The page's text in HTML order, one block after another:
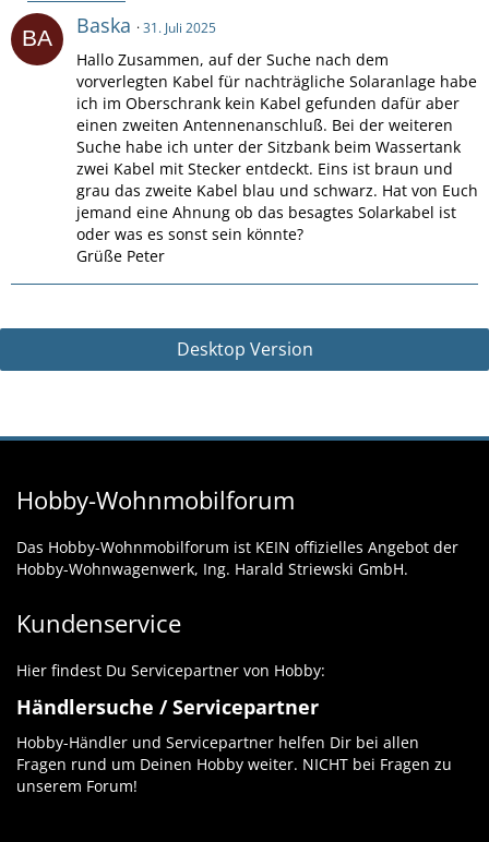
Baska 31. Juli 2025
Hallo Zusammen, auf der Suche nach dem
vorverlegten Kabel für nachträgliche Solaranlage habe
ich im Oberschrank kein Kabel gefunden dafür aber
einen zweiten Antennenanschluß. Bei der weiteren
Suche habe ich unter der Sitzbank beim Wassertank
zwei Kabel mit Stecker entdeckt. Eins ist braun und
grau das zweite Kabel blau und schwarz. Hat von Euch
jemand eine Ahnung ob das besagtes Solarkabel ist
oder was es sonst sein könnte?
Grüße Peter
Desktop Version
Hobby-Wohnmobilforum
Das Hobby-Wohnmobilforum ist KEIN offizielles Angebot der
Hobby-Wohnwagenwerk, Ing. Harald Striewski GmbH.
Kundenservice
Hier findest Du Servicepartner von Hobby:
Händlersuche / Servicepartner
Hobby-Händler und Servicepartner helfen Dir bei allen
Fragen rund um Deinen Hobby weiter. NICHT bei Fragen zu
unserem Forum!